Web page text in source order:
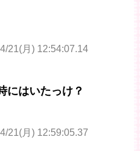
21(月) 12:54:07.14
にはいたっけ？
21(月) 12:59:05.37